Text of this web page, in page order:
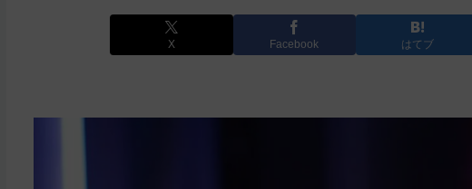
X Facebook はてブ